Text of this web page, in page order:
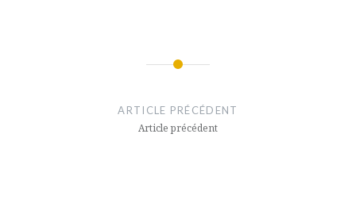
ARTICLE PRÉCÉDENT
Article précédent